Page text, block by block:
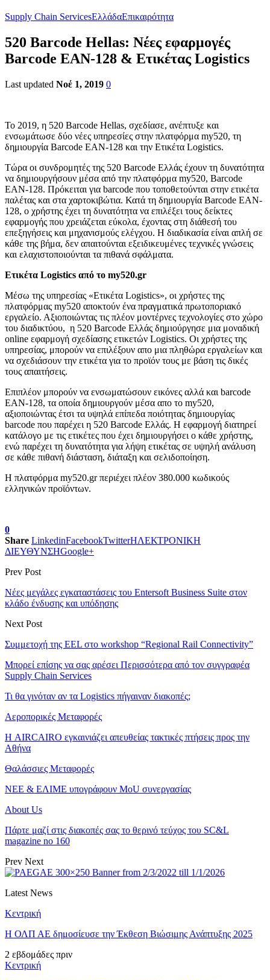
Supply Chain ServicesΕλλάδαΕπικαιρότητα
520 Barcode Hellas: Νέες εφαρμογές
Barcode EAN-128 & Ετικέτας Logistics
Last updated Νοέ 1, 2019 0
Το 2019, η 520 Barcode Hellas, σχεδίασε, ανέπτυξε και
ενσωμάτωσε δύο νέες υπηρεσίες στην πλατφόρμα my520, τη
δημιουργία Barcode EAN-128 και την Ετικέτα Logistics.
Τώρα οι συνδρομητές της 520 Barcode Ελλάς έχουν τη δυνατότητα
να δημιουργήσουν μέσα από την πλατφόρμα my520, Barcode
ΕΑΝ-128. Πρόκειται για barcode που τοποθετούνται στην ετικέτα
παλέτας και στα χαρτοκιβώτια. Κατά τη δημιουργία Barcode EAN-
128, ο χρήστης έχει τη δυνατότητα να επιλέξει τους δείκτες
εφαρμογής που χρειάζεται εύκολα, έχοντας στη διάθεσή του
επεξηγήσεις και μηχανισμούς ελέγχου. Η διαδικασία είναι απλή σε
κάθε της βήμα, δεν απαιτούνται εξειδικευμένες τεχνικές γνώσεις
και ελαχιστοποιούνται τα πιθανά σφάλματα.
Ετικέτα Logistics από το my520.gr
Μέσω της υπηρεσίας «Ετικέτα Logistics», οι χρήστες της
πλατφόρμας my520 αποκτούν ένα πραγματικά πρωτοποριακό
εργαλείο. Αξιοποιώντας τις πλέον μοντέρνες τεχνολογίες στο χώρο
του διαδικτύου, η 520 Barcode Ελλάς δημιούργησε μια μοναδική
online εφαρμογή σχεδίασης ετικετών Logistics. Οι χρήστες της
υπηρεσίας, μπορούν να επιλέξουν απο μια πληθώρα εργαλείων και
να σχεδιάσουν την ετικέτα για το προϊόν τους με βάση τις δικές
τους απαιτήσεις.
Επιπλέον μπορούν να ενσωματώσουν εικόνες αλλά και barcode
ΕΑΝ-128, τα οποία δημιουργούν μέσα απο το my520,
αξιοποιώντας έτσι τα υψηλά επίπεδα ποιότητας δημιουργίας
barcode που παρέχει η 520 Barcode Ελλάς. Η εφαρμογή διατηρεί
κατάλογο με τις ετικέτες που έχει δημιουργήσει ο κάθε χρήστης,
ενώ παρέχει τη δυνατότητα για λήψη ετικέτας σε υψηλή ανάλυση
σε κάθε πιθανή διάσταση, διάταξη και σελιδοποίηση.
Η πλατφόρμα my520.gr περιέχει πλέον 380.000 κωδικούς
ελληνικών προϊόντων.
0
Share LinkedinFacebookTwitterΗΛΕΚΤΡΟΝΙΚΗ
ΔΙΕΥΘΥΝΣΗGoogle+
Prev Post
Νέες μεγάλες εγκαταστάσεις του Entersoft Business Suite στον
κλάδο ένδυσης και υπόδησης
Next Post
Συμμετοχή της EEL στο workshop “Regional Rail Connectivity”
Μπορεί επίσης να σας αρέσει Περισσότερα από τον συγγραφέα
Supply Chain Services
Τι θα γινόταν αν τα Logistics πήγαιναν διακοπές;
Αεροπορικές Μεταφορές
Η AIRCAIRO εγκαινιάζει απευθείας τακτικές πτήσεις προς την
Αθήνα
Θαλάσσιες Μεταφορές
ΝΕΕ & ΕΛΙΜΕ υπογράφουν MoU συνεργασίας
About Us
Πάρτε μαζί στις διακοπές σας το θερινό τεύχος του SC&L
magazine no 160
Prev Next
Latest News
Κεντρική
Η ΟΛΠ ΑΕ δημοσίευσε την Έκθεση Βιώσιμης Ανάπτυξης 2025
2 εβδομάδες πριν
Κεντρική